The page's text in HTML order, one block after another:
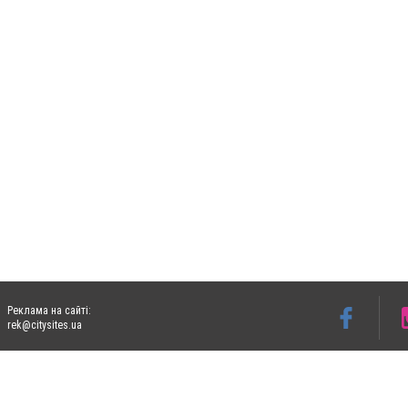
Реклама на сайті:
rek@citysites.ua